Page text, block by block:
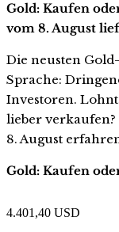
Gold: Kaufen
vom 8. August
Die neusten
Sprache:
Investoren.
lieber
8. August
Gold: Kaufen
4.401,40 USD